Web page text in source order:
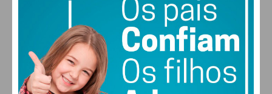
30°
QUI
30
SEX
29°
SÁB
28°